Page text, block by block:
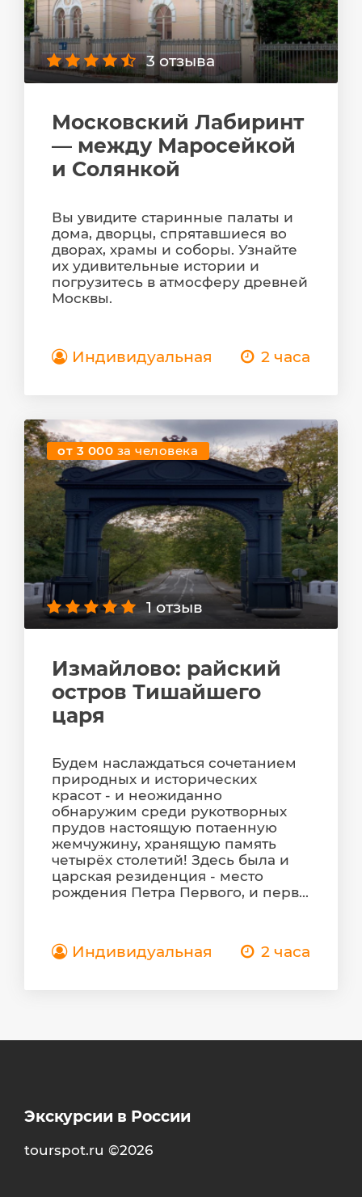
3 отзыва
Московский Лабиринт
— между Маросейкой
и Солянкой
Вы увидите старинные палаты и
дома, дворцы, спрятавшиеся во
дворах, храмы и соборы. Узнайте
их удивительные истории и
погрузитесь в атмосферу древней
Москвы.
Индивидуальная 2 часа
от 3 000 за человека
1 отзыв
Измайлово: райский
остров Тишайшего
царя
Будем наслаждаться сочетанием
природных и исторических
красот - и неожиданно
обнаружим среди рукотворных
прудов настоящую потаенную
жемчужину, хранящую память
четырёх столетий! Здесь была и
царская резиденция - место
рождения Петра Первого, и перв...
Индивидуальная 2 часа
Экскурсии в России
tourspot.ru ©2026